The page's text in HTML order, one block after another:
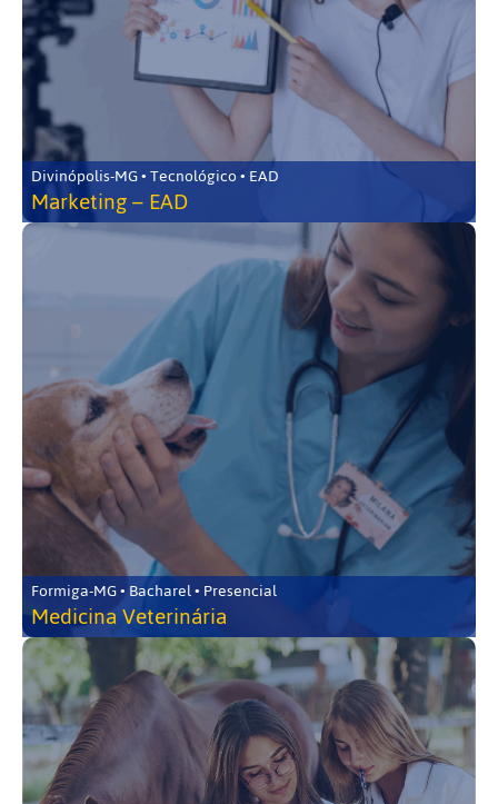
Divinópolis-MG • Tecnológico • EAD
Marketing – EAD
Formiga-MG • Bacharel • Presencial
Medicina Veterinária